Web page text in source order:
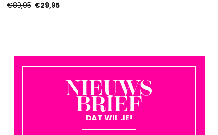
€89,95 €29,95
NIEUWS
BRIEF
DAT WIL JE!